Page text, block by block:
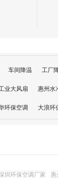
车间降温 工厂
业大风扇 惠州水
环保空调 大浪环
圳环保空调厂家 惠